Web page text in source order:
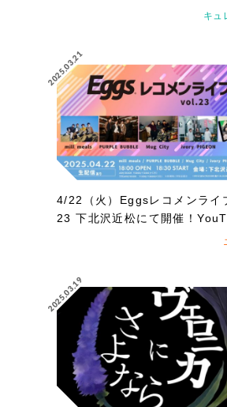
キュ
2025.03.21
4/22（火）Eggsレコメンライ
23 下北沢近松にて開催！
2025.03.19